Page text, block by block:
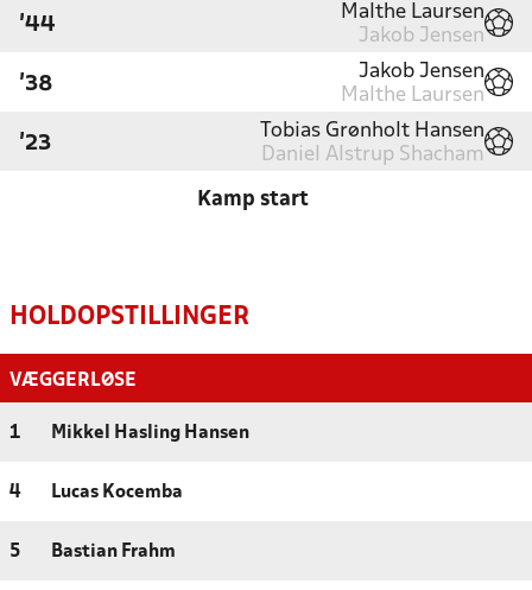
'44
Malthe Laursen
Jakob Jensen
'38
Jakob Jensen
Malthe Laursen
'23
Tobias Grønholt Hansen
Daniel Alstrup Shacham
Kamp start
HOLDOPSTILLINGER
VÆGGERLØSE
1 Mikkel Hasling Hansen
4 Lucas Kocemba
5 Bastian Frahm